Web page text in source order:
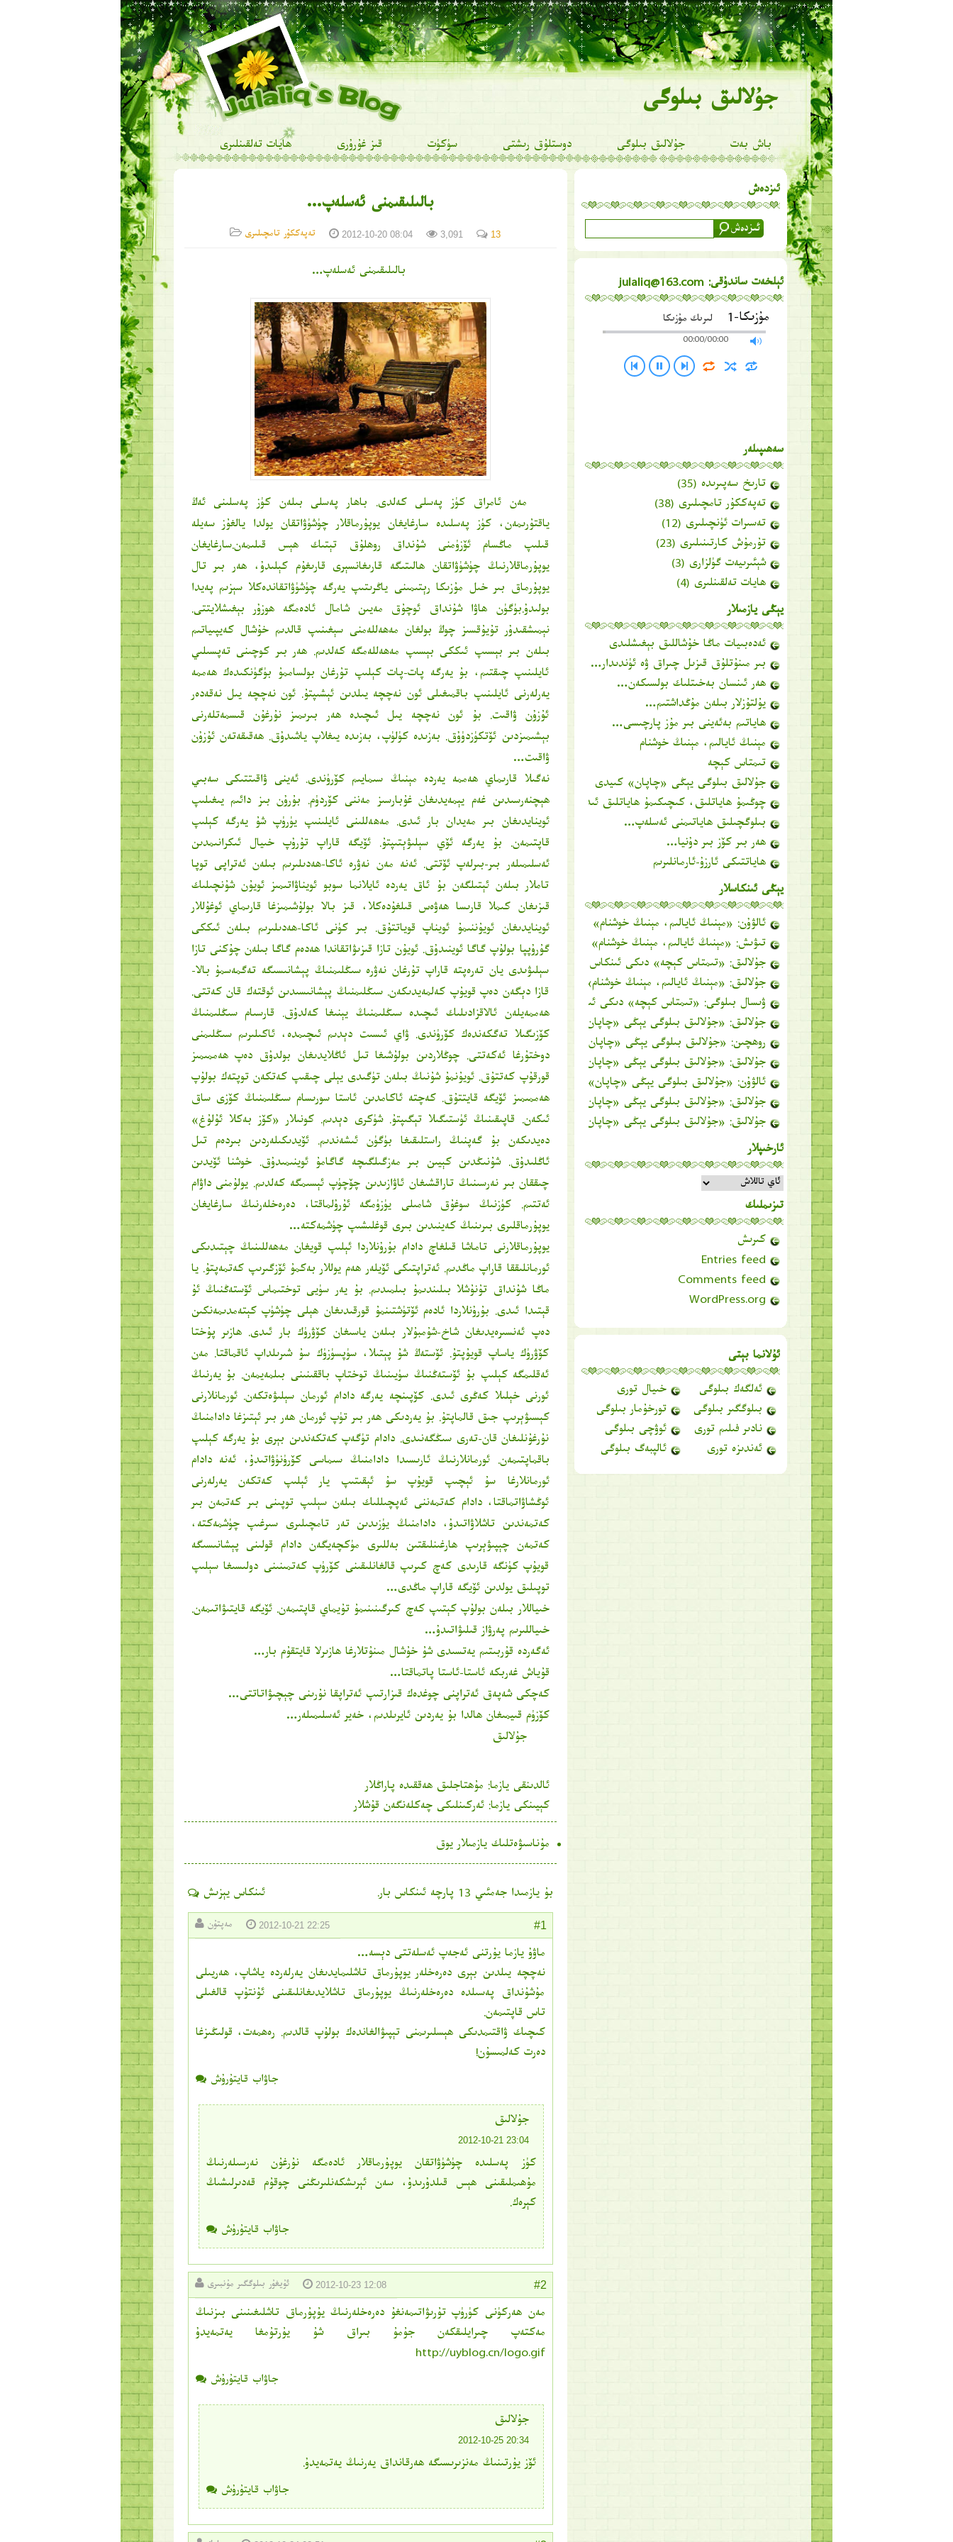
جۇلالىق بىلوگى
باش بەت جۇلالىق بىلوگى دوستلۇق رىشتى سۈكۈت قىز غۇرۇرى ھايات تەلقىنلىرى
بالىلىقىمنى ئەسلەپ…
تەپەككۇر تامچىلىرى 2012-10-20 08:04 3,091 13
بالىلىقىمنى ئەسلەپ…
مەن ئامراق كۈز پەسلى كەلدى. باھار پەسلى بىلەن كۈز پەسلىنى ئەڭ
ياقتۇرىمەن، كۈز پەسلىدە سارغايغان يوپۇرماقلار چۈشۈۋاتقان يولدا يالغۇز سەيلە
قىلىپ ماڭسام ئۆزۈمنى شۇنداق روھلۇق تېتىك ھېس قىلىمەن.سارغايغان
يوپۇرماقلارنىڭ چۈشۈۋاتقان ھالىتىگە قارىغانسېرى قارىغۇم كېلىدۇ، ھەر بىر تال
يوپۇرماق بىر خىل مۇزىكا رېتىمىنى ياڭرىتىپ يەرگە چۈشۈۋاتقاندەكلا سېزىم پەيدا
بولىدۇ.بۈگۈن ھاۋا شۇنداق ئوچۇق مەيىن شامال ئادەمگە ھوزۇر بېغىشلايتتى.
نېمىشقىدۇر تۇيۇقسىز چوڭ بولغان مەھەللەمنى سېغىنىپ قالدىم خۇشال كەيپىياتىم
بىلەن بىر بېسىپ ئىككى بېسىپ مەھەللەمگە كەلدىم. ھەر بىر كوچىنى تەپسىلىي
ئايلىنىپ چىقتىم، بۇ يەرگە پات-پات كېلىپ تۇرغان بولساممۇ بۈگۈنكىدەك ھەممە
يەرلەرنى ئايلىنىپ باقمىغىلى ئون نەچچە يىلدىن ئېشىپتۇ. ئون نەچچە يىل نەقەدەر
ئۇزۇن ۋاقىت. بۇ ئون نەچچە يىل ئىچىدە ھەر بىرىمىز نۇرغۇن قىسمەتلەرنى
بېشىمىزدىن ئۆتكۈزدۈۇق. بەزىدە كۈلۈپ، بەزىدە يىغلاپ ياشىدۇق. ھەقىقەتەن ئۇزۇن
ۋاقىت…
نەگىلا قارىماي ھەممە يەردە مېنىڭ سىمايىم كۆرۈندى. ئەينى ۋاقىتتىكى سەبىي
ھېچنەرسىدىن غەم يېمەيدىغان غۇبارسىز مەننى كۆردۈم. بۇرۇن بىز دائىم يىغىلىپ
ئوينايدىغان بىر مەيدان بار ئىدى. مەھەللىنى ئايلىنىپ يۈرۈپ شۇ يەرگە كېلىپ
قاپتىمەن. بۇ يەرگە ئۆي سېلىۋېتىپتۇ. ئۆيگە قاراپ تۇرۇپ خىيال ئىكرانىمدىن
ئەسلىمىلەر بىر-بىرلەپ ئۆتتى. ئەنە مەن نەۋرە ئاكا-ھەدىلىرىم بىلەن ئەتراپى توپا
تاملار بىلەن ئېتىلگەن بۇ ئاق يەردە ئايلانما سوبو ئويناۋاتىمىز ئويۇن شۇنچىلىك
قىزىغان كىملا قارىسا ھەۋەس قىلغۇدەكلا، قىز بالا بولۇشىمىزغا قارىماي ئوغۇللار
ئوينايدىغان ئويۇننىمۇ ئويناپ قوياتتۇق. بىر كۈنى ئاكا-ھەدىلىرىم بىلەن ئىككى
گۇرۇپپا بولۇپ گاگا ئوينىدۇق. ئويۇن تازا قىزىۋاتقاندا ھەدەم گاگا بىلەن چۇكنى تازا
سېلىۋىدى يان تەرەپتە قاراپ تۇرغان نەۋرە سىڭلىمنىڭ پېشانىسىگە تەگمەسمۇ بالا-
قازا دېگەن دەپ قويۇپ كەلمەيدىكەن. سىڭلىمنىڭ پېشانىسىدىن ئوقتەك قان كەتتى.
ھەممەيلەن ئالاقزادىلىك ئىچىدە سىڭلىمنىڭ يېنىغا كەلدۇق. قارسىام سىڭلىمنىڭ
كۆزىگىلا تەگكەندەك كۆرۈندى. ۋاي ئىسىت دېدىم ئىچىمدە، ئاكىلىرىم سىڭلىمنى
دوختۇرغا ئەكەتتى. چوڭلاردىن بولۇشىغا تىل ئاڭلايدىغان بولدۇق دەپ ھەممىمىز
قورقۇپ كەتتۇق. ئويۇنمۇ شۇنىڭ بىلەن تۈگىدى يېلى چىقىپ كەتكەن توپتەك بولۇپ
ھەممىمىز ئۆيگە قايتتۇق. كەچتە ئاكامدىن ئاستا سورىسام سىڭلىمنىڭ كۆزى ساق
ئىكەن. قاپىقىنىڭ ئۈستىگىلا تېگىپتۇ. شۈكرى دېدىم. كونىلار «كۆز بەكلا ئۇلۇغ»
دەيدىكەن بۇ گەپنىڭ راستلىقىغا بۈگۈن ئىشەندىم. ئۆيدىكىلەردىن بىردەم تىل
ئاڭلىدۇق. شۇنىڭدىن كېيىن بىر مەزگىلگىچە گاگامۇ ئوينىمىدۇق. خوشنا ئۆيدىن
چىققان بىر نەرسىنىڭ تاراقشىغان ئاۋازىدىن چۆچۈپ ئېسىمگە كەلدىم. يولۇمنى داۋام
ئەتتىم. كۈزنىڭ سوغۇق شامىلى يۈزۈمگە ئۇرۇلماقتا، دەرەخلەرنىڭ سارغايغان
يوپۇرماقلىرى بىرىنىڭ كەينىدىن بىرى قوغلىشىپ چۈشمەكتە…
يوپۇرماقلارنى تاماشا قىلغاچ دادام بۇرۇنلاردا ئېلىپ قويغان مەھەللىنىڭ چېتىدىكى
ئورمانلىققا قاراپ ماڭدىم. ئەتراپتىكى ئۆيلەر ھەم يوللار بەكمۇ ئۆزگىرىپ كەتمەپتۇ. يا
ماڭا شۇنداق تۇنۇشلا بىلىندىمۇ بىلمىدىم. بۇ يەر سۈيى توختىماس ئۆستەڭنىڭ ئۇ
قېتىدا ئىدى. بۇرۇنلاردا ئادەم ئۆتۈشتىنمۇ قورقىدىغان ھېلى چۈشۈپ كېتەمدىمەنكىن
دەپ ئەنسىرەيدىغان شاخ-شۇمبۇلار بىلەن ياسىغان كۆۋرۈك بار ئىدى. ھازىر پۇختا
كۆۋرۈك ياساپ قويۇپتۇ. ئۆستەڭ شۇ پېتىلا، سۈپسۈزۈك سۇ شىرىلداپ ئاقماقتا. مەن
ئەقلىمگە كېلىپ بۇ ئۆستەڭنىڭ سۈيىنىڭ توختاپ باققىنىنى بىلمەيمەن. بۇ يەرنىڭ
ئورنى خېلىلا كەڭرى ئىدى. كۆپىنچە يەرگە دادام ئورمان سېلىۋەتكەن. ئورمانلارنى
كېسىۋېرىپ جىق قالماپتۇ. بۇ يەردىكى ھەر بىر تۈپ ئورمان ھەر بىر ئېتىزغا دادامنىڭ
نۇرغۇنلىغان قان-تەرى سىڭگەنىدى. دادام تۈگەپ كەتكەندىن بېرى بۇ يەرگە كېلىپ
باقماپتىمەن. ئورمانلارنىڭ ئارىسىدا دادامنىڭ سىماسى كۆرۈنۈۋاتىدۇ، ئەنە دادام
ئورمانلارغا سۇ ئېچىپ قويۇپ سۇ ئېقىتىپ يار ئېلىپ كەتكەن يەرلەرنى
ئوڭشاۋاتماقتا، دادام كەتمەننى ئەپچىللىك بىلەن سېلىپ توپىنى بىر كەتمەن بىر
كەتمەندىن تاشلاۋاتىدۇ، دادامنىڭ يۈزىدىن تەر تامچىلىرى سىرغىپ چۈشمەكتە،
كەتمەن چېپىۋېرىپ ھارغىنلىقتىن بەللىرى مۈكچەيگەن دادام قولىنى پېشانىسىگە
قويۇپ كۈنگە قارىدى كەچ كىرىپ قالغانلىقىنى كۆرۈپ كەتمىنىنى دولىسىغا سېلىپ
توپىلىق يولدىن ئۆيگە قاراپ ماڭدى…
خىياللار بىلەن بولۇپ كېتىپ كەچ كىرگىنىنىمۇ تۇيماي قاپتىمەن. ئۆيگە قايتىۋاتىمەن.
خىياللىرىم پەرۋاز قىلىۋاتىدۇ…
ئەگەردە قۇربىتىم يەتسىدى شۇ خۇشال مىنۇتلارغا ھازىرلا قايتقۇم بار…
قۇياش غەربكە ئاستا-ئاستا پاتماقتا…
كەچكى شەپەق ئەتراپنى چوغدەك قىزارتىپ ئەتراپقا نۇرىنى چېچىۋاتاتتى…
كۆزۈم قىيمىغان ھالدا بۇ يەردىن ئايرىلدىم، خەير ئەسلىمىلەر…
جۇلالىق
ئالدىنقى يازما: مۇھتاجلىق ھەققىدە پاراڭلار
كېيىنكى يازما:ئەركىنلىكى چەكلەنگەن قۇشلار
مۇناسىۋەتلىك يازمىلار يوق
بۇ يازمىدا جەمئىي 13 پارچە ئىنكاس بار. ئىنكاس يېزىش
مەپتۇن 2012-10-21 22:25
ماۋۇ يازما يۇرتنى ئەجەپ ئەسلەتتى دېسە…
نەچچە يىلدىن بېرى دەرەخلەر يوپۇرماق تاشلىمايدىغان يەرلەردە ياشاپ، ھەريىلى
مۇشۇنداق پەسىلدە دەرەخلەرنىڭ يوپۇرماق تاشلايدىغانلىقىنى ئۇنتۇپ قالغىلى
تاس قاپتىمەن.
كىچىك ۋاقتىمدىكى ھېسلىرىمنى تېپىۋالغاندەك بولۇپ قالدىم. رەھمەت، قولىڭىزغا
دەرت كەلمىسۇن!
جاۋاب قايتۇرۇش
جۇلالىق
23:04 2012-10-21
كۈز پەسلىدە چۈشۈۋاتقان يوپۇرماقلار ئادەمگە نۇرغۇن نەرسىلەرنىڭ
مۇھىملىقىنى ھېس قىلدۇرىدۇ، سەن ئېرىشكەنلىرىڭنى چوقۇم قەدىرلىشىڭ
كېرەك.
جاۋاب قايتۇرۇش
ئۇيغۇر بىلوگگىر مۇنبىرى 2012-10-23 12:08
مەن ھەركۈنى كۈرۈپ تۇرىۋاتىمەنغۇ دەرەخلەرنىڭ يۇپۇرماق تاشلىغىنىنى بىزنىڭ
مەكتەپ چىرايلىقكەن جۇمۇ بىراق شۇ يۇرتۇمغا يەتمەيدۇ
http://uyblog.cn/logo.gif
جاۋاب قايتۇرۇش
جۇلالىق
20:34 2012-10-25
ئۆز يۇرتىنىڭ مەنزىرىسىگە ھەرقانداق يەرنىڭ يەتمەيدۇ.
جاۋاب قايتۇرۇش
ئىزدەش
ئېلخەت ساندۇقى: julaliq@163.com
مۇزىكا-1 لىرىك مۇزىكا
00:00/00:00
سەھىپىلەر
تارىخ سەپىرىدە (35)
تەپەككۇر تامچىلىرى (38)
تەسىرات ئۈنچىلىرى (12)
تۇرمۇش كارتىنىلىرى (23)
شېئىرىيەت گۈلزارى (3)
ھايات تەلقىنلىرى (4)
يېڭى يازمىلار
ئەدەبىيات ماڭا خۇشاللىق بېغىشلىدى
بىر مىنۇتلۇق قىزىل چىراق ۋە ئۈندىدار…
ھەر ئىنسان بەخىتلىك بولسىكەن…
يۇلتۇزلار بىلەن مۇڭداشتىم…
ھاياتىم بەئەينى بىر مۇز پارچىسى…
مېنىڭ ئايالىم، مېنىڭ خوشنام
تىمتاس كېچە
جۇلالىق بىلوگى يېڭى «چاپان» كىيدى
چوڭىمۇ ھاياتلىق، كىچىكىمۇ ھاياتلىق ئىدىغۇ؟!
بىلوگچىلىق ھاياتىمنى ئەسلەپ…
ھەر بىر كۆز بىر دۇنيا…
ھاياتتىكى ئارزۇ-ئارمانلىرىم
يېڭى ئىنكاسلار
ئالۋۇن: «مېنىڭ ئايالىم، مېنىڭ خوشنام» دىكى ئىنكاس
تىۋىش: «مېنىڭ ئايالىم، مېنىڭ خوشنام» دىكى ئىنكاس
جۇلالىق: «تىمتاس كېچە» دىكى ئىنكاس
جۇلالىق: «مېنىڭ ئايالىم، مېنىڭ خوشنام» دىكى ئىنكاس
ۋىسال بىلوگى: «تىمتاس كېچە» دىكى ئىنكاس
جۇلالىق: «جۇلالىق بىلوگى يېڭى «چاپان» كىيدى
» دىكى ئىنكاس
روھچىن: «جۇلالىق بىلوگى يېڭى «چاپان» كىيدى
» دىكى ئىنكاس
جۇلالىق: «جۇلالىق بىلوگى يېڭى «چاپان» كىيدى» دىكى ئىنكاس
ئالۋۇن: «جۇلالىق بىلوگى يېڭى «چاپان» كىيدى
» دىكى ئىنكاس
جۇلالىق: «جۇلالىق بىلوگى يېڭى «چاپان» كىيدى» دىكى ئىنكاس
جۇلالىق: «جۇلالىق بىلوگى يېڭى «چاپان» كىيدى» دىكى ئىنكاس
ئارخىپلار
ئارخىپلار
تىزىملىك
كىرىش
Entries feed
Comments feed
WordPress.org
ئۇلانما بېتى
ئەلگەك بىلوگى
خىيال تورى
بىلوگگىر بىلوگى
تورخۇمار بىلوگى
نادىر فىلىم تورى
ئوۋچى بىلوگى
ئەندىزە تورى
ئالپبەگ بىلوگى